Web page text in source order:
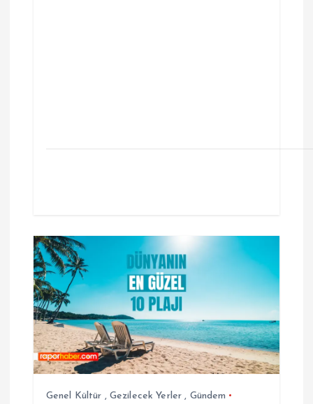
Genel Kültür , Gezilecek Yerler , Gündem